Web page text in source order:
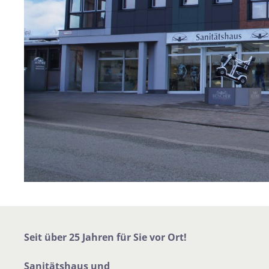
Seit über 25 Jahren für Sie vor Ort!
Sanitätshaus und